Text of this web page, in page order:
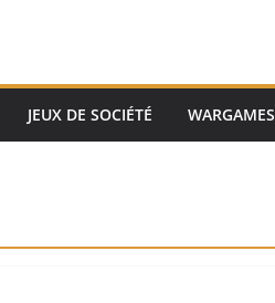
JEUX DE SOCIÉTÉ WARGAMES